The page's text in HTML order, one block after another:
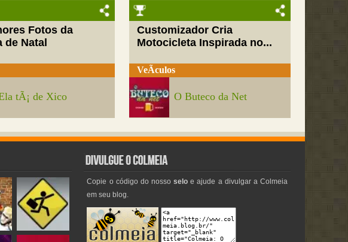
Fotos da
de Natal
tÃ¡ de Xico
Customizador Cria
Motocicleta Inspirada no...
VeÃ­culos
O Buteco da Net
Copie o código do nossoselo e ajude a divulgar a Colmeia
em seu blog.